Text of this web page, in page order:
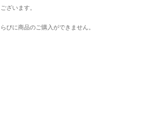
ざいます。
びに商品のご購入ができません。